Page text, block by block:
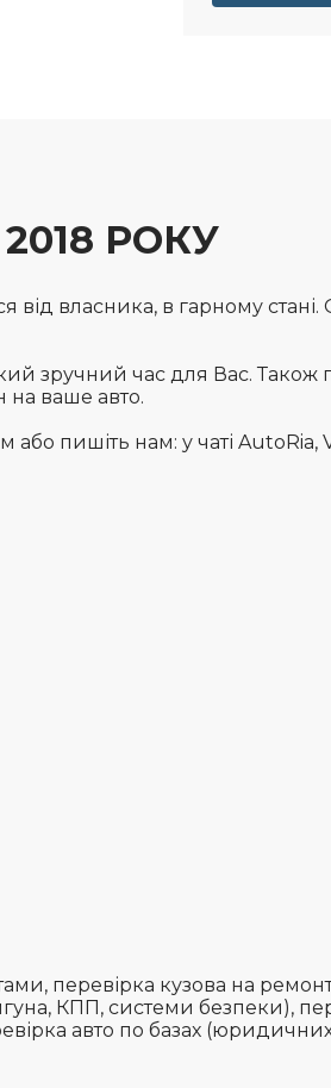
2018 РОКУ
від власника, в гарному
зручний час для Вас. Також
на ваше авто.
пишіть нам: у чаті AutoRia,
перевірка кузова на
КПП, системи безпеки),
авто по базах